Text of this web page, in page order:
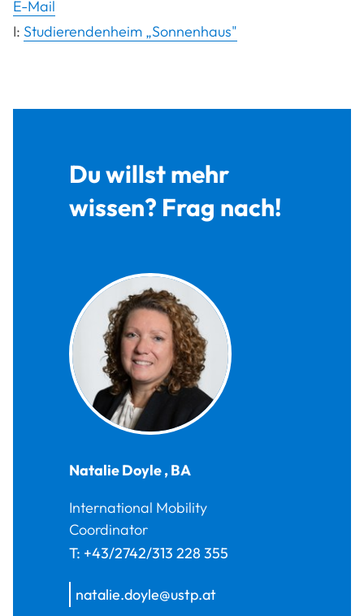
E-Mail
I: Studierendenheim „Sonnenhaus"
Du willst mehr
wissen? Frag nach!
NatalieDoyle,BA
International Mobility
Coordinator
T: +43/2742/313 228 355
natalie.doyle@ustp.at